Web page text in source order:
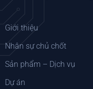
Giới thiệu
Nhân sự chủ chốt
Sản phẩm – Dịch vụ
Dự án